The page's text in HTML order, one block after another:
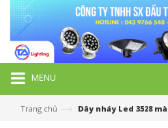
MENU
Trang chủ —› Dây nháy Led 3528